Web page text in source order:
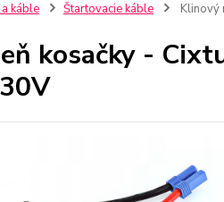
káble Štartovacie káble Klinový
kosačky -